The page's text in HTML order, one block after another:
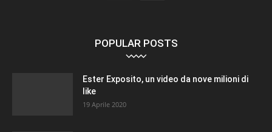
POPULAR POSTS
Ester Exposito, un video da nove milioni di
like
19 Aprile 2020